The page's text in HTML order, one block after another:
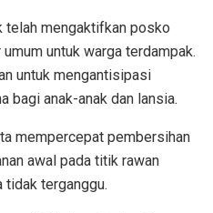
telah mengaktifkan posko
untuk warga terdampak.
untuk mengantisipasi
bagi anak-anak dan lansia.
mempercepat pembersihan
awal pada titik rawan
tidak terganggu.